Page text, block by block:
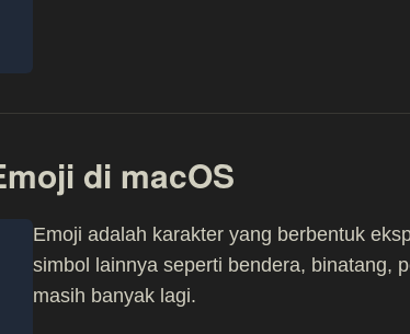
di macOS
Emoji adalah karakter yang berbentuk
simbol lainnya seperti bendera, binatang,
masih banyak lagi.